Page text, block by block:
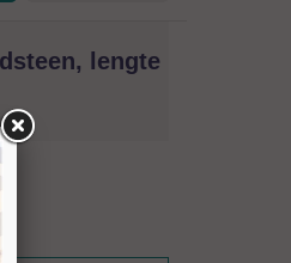
lengte